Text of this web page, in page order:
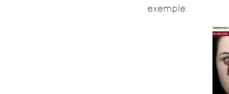
exemple.